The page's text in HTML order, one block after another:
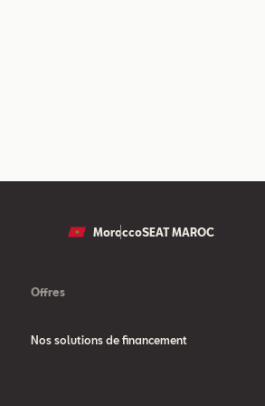
MoroccoSEAT MAROC
Offres
Nos solutions de financement